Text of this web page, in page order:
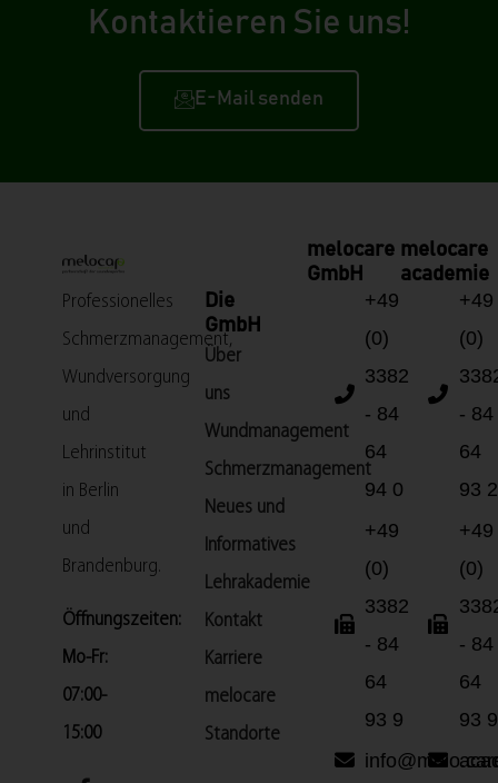
Kontaktieren Sie uns!
E-Mail senden
Professionelles
Schmerzmanagement,
Wundversorgung
und
Lehrinstitut
in Berlin
und
Brandenburg.
Öffnungszeiten:
Mo-Fr:
07:00-
15:00
Die
GmbH
Über
uns
Wundmanagement
Schmerzmanagement
Neues und
Informatives
Lehrakademie
Kontakt
Karriere
melocare
Standorte
melocare
GmbH
+49
(0)
3382
- 84
64
94 0
+49
(0)
3382
- 84
64
93 9
melocare
academie
+49
(0)
- 84
64
93 2
+49
(0)
- 84
64
93 9